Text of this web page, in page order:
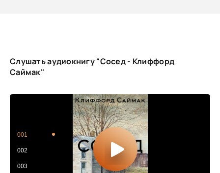
Слушать аудиокнигу "Сосед - Клиффорд
Саймак"
001
002
003